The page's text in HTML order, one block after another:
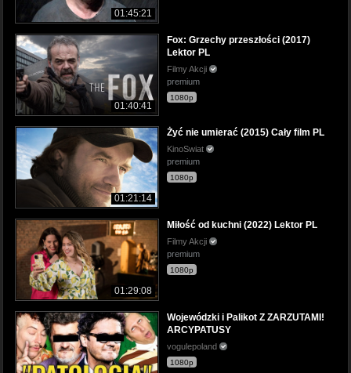
01:45:21
01:40:41
Fox: Grzechy przeszłości (2017)
Lektor PL
Filmy Akcji
premium
1080p
01:21:14
Żyć nie umierać (2015) Cały film PL
KinoSwiat
premium
1080p
01:29:08
Miłość od kuchni (2022) Lektor PL
Filmy Akcji
premium
1080p
Wojewódzki i Palikot Z ZARZUTAMI!
ARCYPATUSY
vogulepoland
1080p